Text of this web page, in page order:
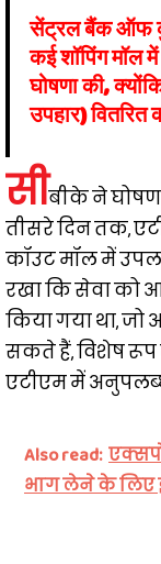
सेंट्रल बैंक ऑफ
कई शॉपिंग मॉल
घोषणा की,
उपहार)
सीबीके ने
तीसरे दिन तक,
कॉउट मॉल में
रखा कि सेवा को
किया गया था,
सकते हैं, विशेष
एटीएम में
Also read:
भाग लेने के लिए